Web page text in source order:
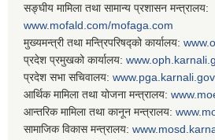
सङ्घीय मामिला तथा सामान्य प्रशासन मन्त्रालय:
www.mofald.com/mofaga.com
मुख्यमन्त्री तथा मन्त्रिपरिषद्को कार्यालय:
प्रदेश प्रमुखको कार्यालय:
प्रदेश सभा सचिवालय: www.
आर्थिक मामिला तथा योजना मन्त्रालय: www.
आन्तरिक मामिला तथा कानून मन्त्रालय: www.
सामाजिक विकास मन्त्रालय: www.